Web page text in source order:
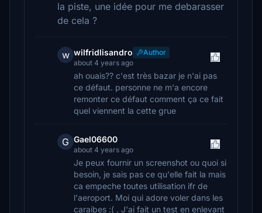
la piste, une idée pour me debarasser
de cela ?
w wilfridlisandro
Author
about 4 years ago
ah ouais?? c'est très bazar je n'ai pas
ce défaut. personne ne m'a encore
remonter ce défaut comment ça ce fait
quel viennent la cette grue
G Gael06600
about 4 years ago
Je peux fournir un screenshot ou quoi si
besoin, je sais pas ce qu'elle fait la mais
ca empeche toutes utilisation ifr de
l'aeroport. Moi qui adore voler dans les
caraibes :( . J'ai fait un test en enlevant